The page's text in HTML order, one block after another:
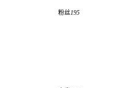
粉丝195